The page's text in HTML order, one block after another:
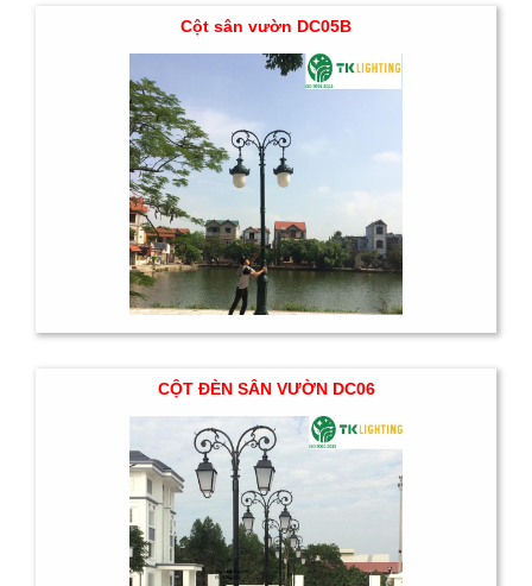
Cột sân vườn DC05B
CỘT ĐÈN SÂN VƯỜN DC06